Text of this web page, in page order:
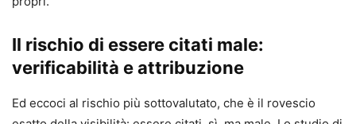
Il rischio di essere citati male:
verificabilità e attribuzione
Ed eccoci al rischio più sottovalutato, che è il rovescio